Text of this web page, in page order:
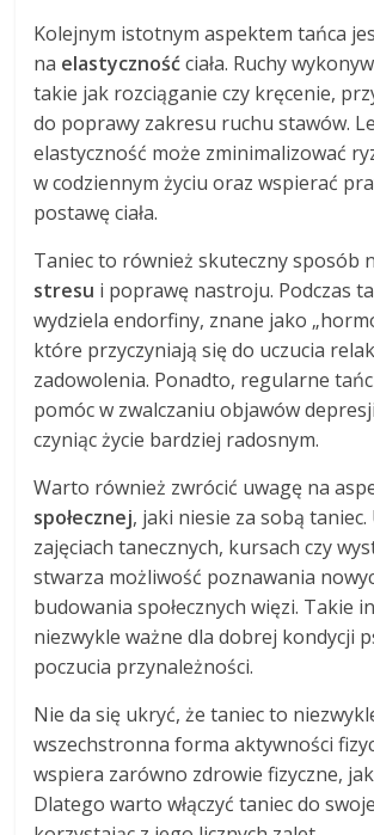
Kolejnym istotnym aspektem tańca
na elastycznośćciała. Ruchy
takie jak rozciąganie czy kręcenie,
do poprawy zakresu ruchu stawów.
elastyczność może zminimalizować
w codziennym życiu oraz wspierać
postawę ciała.
Taniec to również skuteczny sposób
stresu i poprawę nastroju. Podczas
wydziela endorfiny, znane jako
które przyczyniają się do uczucia
zadowolenia. Ponadto, regularne
pomóc w zwalczaniu objawów
czyniąc życie bardziej radosnym.
Warto również zwrócić uwagę na
społecznej, jaki niesie za sobą taniec.
zajęciach tanecznych, kursach czy
stwarza możliwość poznawania
budowania społecznych więzi. Takie
niezwykle ważne dla dobrej kondycji
poczucia przynależności.
Nie da się ukryć, że taniec to
wszechstronna forma aktywności
wspiera zarówno zdrowie fizyczne,
Dlatego warto włączyć taniec do